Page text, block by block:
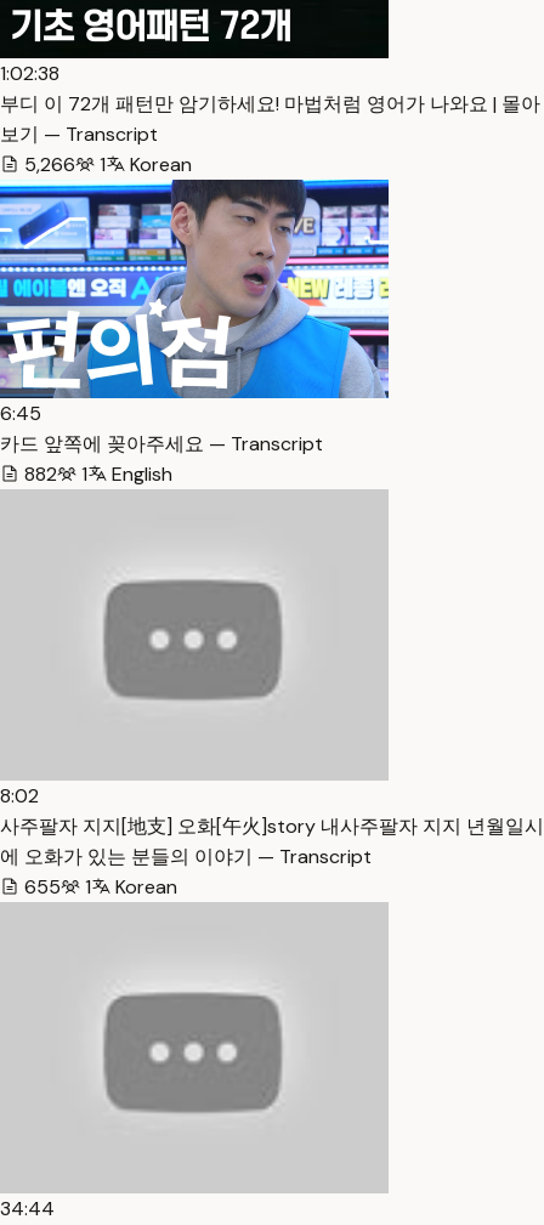
1:02:38
부디 이 72개 패턴만 암기하세요! 마법처럼 영어가 나와요 | 몰아
보기 — Transcript
5,266
1 Korean
6:45
카드 앞쪽에 꽂아주세요 — Transcript
882
1 English
8:02
사주팔자 지지[地支] 오화[午火]story 내사주팔자 지지 년월일시
에 오화가 있는 분들의 이야기 — Transcript
655
1 Korean
34:44